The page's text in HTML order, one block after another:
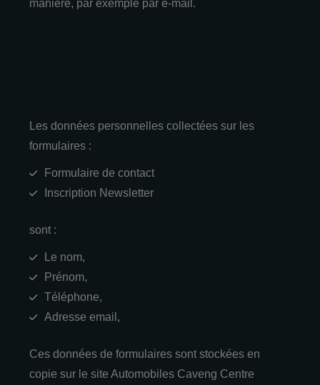
manière, par exemple par e-mail.
Les données personnelles collectées sur les
formulaires :
Formulaire de contact
Inscription Newsletter
sont :
Le nom,
Prénom,
Téléphone,
Adresse email,
Ces données de formulaires sont stockées en
copie sur le site Automobiles Caveng Centre